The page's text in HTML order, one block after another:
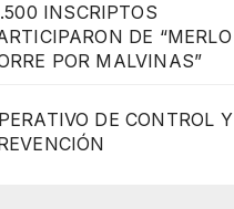
INSCRIPTOS
DE “MERLO
POR MALVINAS”
DE CONTROL Y